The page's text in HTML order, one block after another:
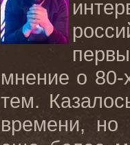
мнение о 80-
тем.
времени,